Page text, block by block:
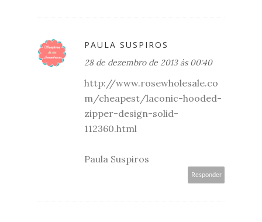
PAULA SUSPIROS
28 de dezembro de 2013 às 00:40
http://www.rosewholesale.co
m/cheapest/laconic-hooded-
zipper-design-solid-
112360.html
Paula Suspiros
Responder